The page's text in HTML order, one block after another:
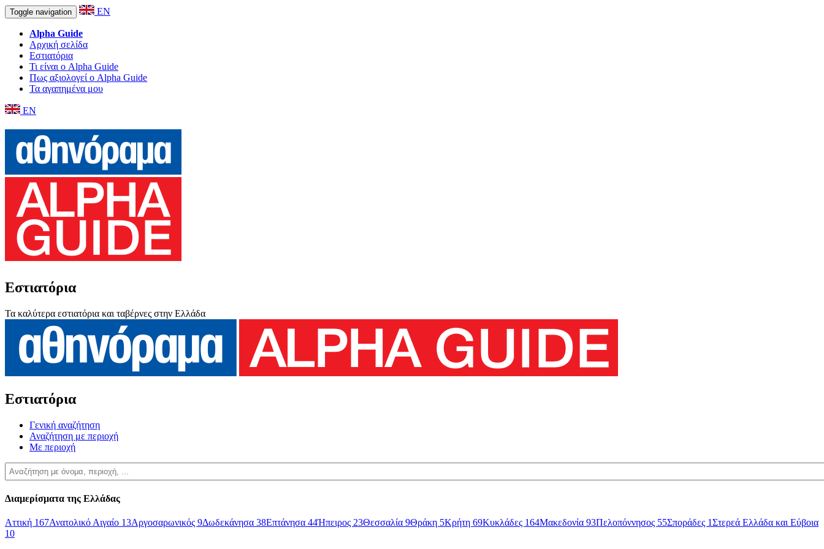
Toggle navigation EN
Alpha Guide
Αρχική σελίδα
Εστιατόρια
Τι είναι ο Alpha Guide
Πως αξιολογεί ο Alpha Guide
Τα αγαπημένα μου
EN
Εστιατόρια
Τα καλύτερα εστιατόρια και ταβέρνες στην Ελλάδα
Εστιατόρια
Γενική αναζήτηση
Αναζήτηση με περιοχή
Με περιοχή
Διαμερίσματα της Ελλάδας
Αττική 167Ανατολικό Αιγαίο 13Αργοσαρωνικός 9Δωδεκάνησα 38Επτάνησα 44Ήπειρος 23Θεσσαλία 9Θράκη 5Κρήτη 69Κυκλάδες 164Μακεδονία 93Πελοπόννησος 55Σποράδες 1Στερεά Ελλάδα και Εύβοια
10